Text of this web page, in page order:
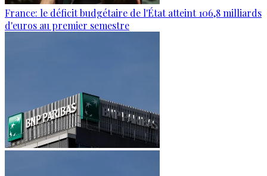
France: le déficit budgétaire de l'État atteint 106,8 milliards
d'euros au premier semestre